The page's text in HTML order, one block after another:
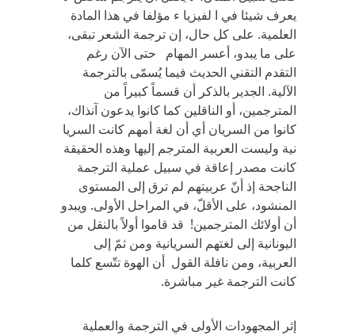
‬يعرف شيئا في‏ ‬ا لفيزيا ء مؤلفا في‏ ‬هذا المادة
العلمية‏. ‬على كل حال،‏ ‬إن ترجمة الشعر تبقى،‏
‬على ما‏ ‬يبدو،‏ ‬أعسر المهام حتى الآن رغم
التقدم التقني‏ ‬الحديث فيما‏ ‬يُسمّى بالترجمة
الآلية‏. ‬الجدير بالذكر أن قسماً‏ ‬كبيراً‏ ‬من
المترجمين،‏ ‬أو الناقلين كما كانوا‏ ‬يدعون آنذاك،‏
‬كانوا من السريان أي‏ ‬أن لغة أمهم كانت السريا
نية وليست العربية المترجم إليها وهذه الحقيقة
كانت مصدر إعاقة في‏ ‬سبيل عملية الترجمة
الناجحة إذ أنّ‏ ‬عربيتهم لم ترق إلى المستوى
المنشود،‏ ‬على الأقلّ،‏ ‬في‏ ‬المراحل الأولى‏. ‬ويبدو
أن أولائك المترجمين! قد قاموا أولاً‏ ‬بالنقل من
اليونانية إلى لغتهم السريانية ومن ثمّ‏ ‬إلى
العربية،‏ ‬ومن نافلة القول أن الهوة ‬تتّسع كلما
كانت الترجمة‏ ‬غير مباشرة.
إثر المجهودات الأولى في‏ ‬الترجمة والعملية